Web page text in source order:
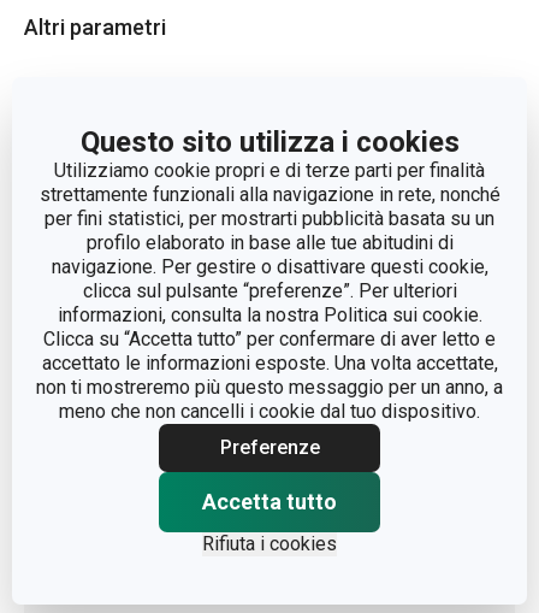
Questo sito utilizza i cookies
Utilizziamo cookie propri e di terze parti per finalità
strettamente funzionali alla navigazione in rete, nonché
per fini statistici, per mostrarti pubblicità basata su un
profilo elaborato in base alle tue abitudini di
navigazione. Per gestire o disattivare questi cookie,
clicca sul pulsante “preferenze”. Per ulteriori
informazioni, consulta la nostra Politica sui cookie.
Clicca su “Accetta tutto” per confermare di aver letto e
accettato le informazioni esposte. Una volta accettate,
non ti mostreremo più questo messaggio per un anno, a
meno che non cancelli i cookie dal tuo dispositivo.
Preferenze
Accetta tutto
Rifiuta i cookies
Altri parametri
ADATTO AL FRIGORIFERO
CATEGORIA teglie da forno
LINEA DI PRODOTTO
DELÍCIA
SiliconPRIME
MATERIALE silicone